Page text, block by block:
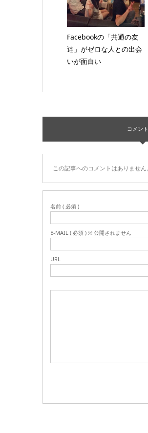
Facebookの「共通の友
達」がゼロな人との出会
いが面白い
コメン
この記事へのコメントはありません。
名前 ( 必須 )
E-MAIL ( 必須 ) ※ 公開されません
URL